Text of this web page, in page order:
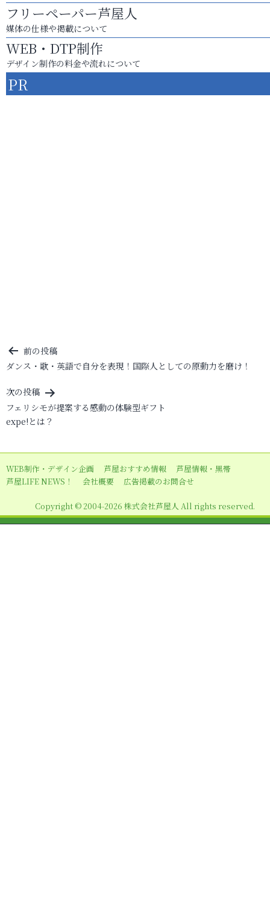
フリーペーパー芦屋人
媒体の仕様や掲載について
WEB・DTP制作
デザイン制作の料金や流れについて
PR
投
稿
ナ
ビ
ゲ
シ
ョ
前の投稿
ダンス・歌・英語で自分を表現！国際人としての原動力を磨け！
次の投稿
フェリシモが提案する感動の体験型ギフト
expe!とは？
WEB制作・デザイン企画 芦屋おすすめ情報
芦屋情報・黒帯
芦屋LIFE NEWS！
会社概要 広告掲載のお問合せ
Copyright © 2004-2026 株式会社芦屋人 All rights reserved.